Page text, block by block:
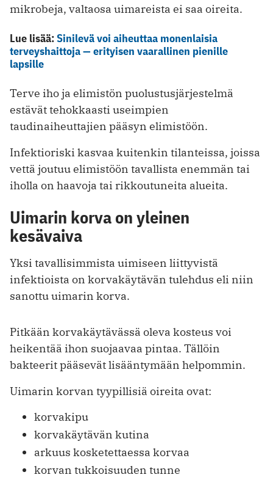
mikrobeja, valtaosa uimareista ei saa oireita.
Lue lisää:Sinilevä voi aiheuttaa monenlaisia
terveyshaittoja — erityisen vaarallinen pienille
lapsille
Terve iho ja elimistön puolustusjärjestelmä
estävät tehokkaasti useimpien
taudinaiheuttajien pääsyn elimistöön.
Infektioriski kasvaa kuitenkin tilanteissa, joissa
vettä joutuu elimistöön tavallista enemmän tai
iholla on haavoja tai rikkoutuneita alueita.
Uimarin korva on yleinen
kesävaiva
Yksi tavallisimmista uimiseen liittyvistä
infektioista on korvakäytävän tulehdus eli niin
sanottu uimarin korva.
Pitkään korvakäytävässä oleva kosteus voi
heikentää ihon suojaavaa pintaa. Tällöin
bakteerit pääsevät lisääntymään helpommin.
Uimarin korvan tyypillisiä oireita ovat:
korvakipu
korvakäytävän kutina
arkuus kosketettaessa korvaa
korvan tukkoisuuden tunne